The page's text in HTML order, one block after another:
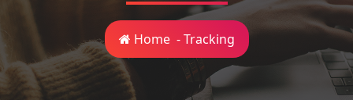
Home-Tracking